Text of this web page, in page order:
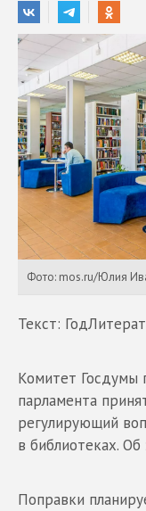
Фото: mos.ru/Юлия
Текст:
Комитет Госдумы
парламента
регулирующий
в библиотеках. Об
Поправки